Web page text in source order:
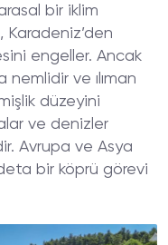
bir iklim
Karadeniz’den
engeller. Ancak
nemlidir ve ılıman
düzeyini
ve denizler
Avrupa ve Asya
bir köprü görevi